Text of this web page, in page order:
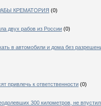
РАБЫ КРЕМАТОРИЯ (0)
двух рабов из России (0)
в автомобили и дома без
привлечь к ответственности (0)
300 километров, не